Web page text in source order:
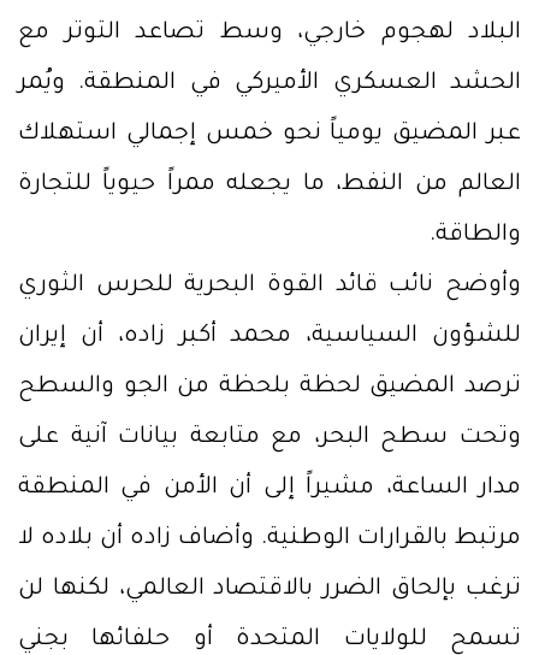
البلاد لهجوم خارجي، وسط تصاعد التوتر مع
الحشد العسكري الأميركي في المنطقة. ويُمر
عبر المضيق يومياً نحو خمس إجمالي استهلاك
العالم من النفط، ما يجعله ممراً حيوياً للتجارة
والطاقة.
وأوضح نائب قائد القوة البحرية للحرس الثوري
للشؤون السياسية، محمد أكبر زاده، أن إيران
ترصد المضيق لحظة بلحظة من الجو والسطح
وتحت سطح البحر، مع متابعة بيانات آنية على
مدار الساعة، مشيراً إلى أن الأمن في المنطقة
مرتبط بالقرارات الوطنية. وأضاف زاده أن بلاده لا
ترغب بإلحاق الضرر بالاقتصاد العالمي، لكنها لن
تسمح للولايات المتحدة أو حلفائها بجني